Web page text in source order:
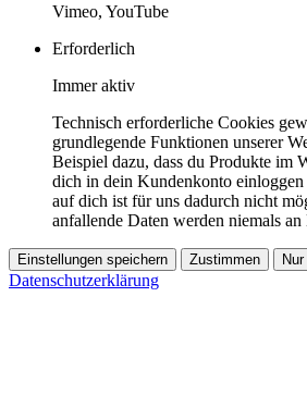
Vimeo, YouTube
Erforderlich
Immer aktiv
Technisch erforderliche Cookies
grundlegende Funktionen unserer
Beispiel dazu, dass du Produkte im
dich in dein Kundenkonto
auf dich ist für uns dadurch nicht
anfallende Daten werden niemals
Einstellungen speichern Zustimmen
Datenschutzerklärung